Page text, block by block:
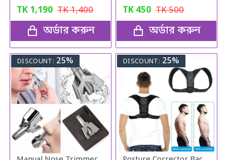
TK 1,190 TK1,400
অর্ডার করুন
TK 450 TK500
অর্ডার করুন
DISCOUNT: 25% DISCOUNT: 25%